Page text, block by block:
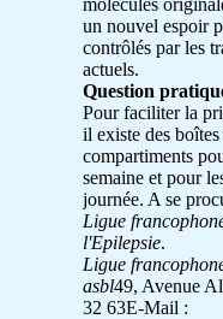
un nouvel espoir
contrôlés par les
actuels.
Question
Pour faciliter la
il existe des
compartiments
semaine et pour
journée. A se
Ligue
l'Epilepsie.
Ligue
asbl49, Avenue
32 63E-Mail :